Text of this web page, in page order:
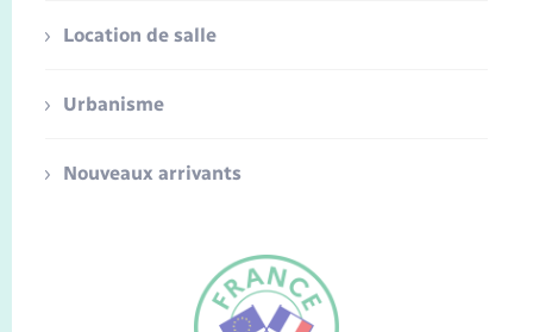
Location de salle
Urbanisme
Nouveaux arrivants